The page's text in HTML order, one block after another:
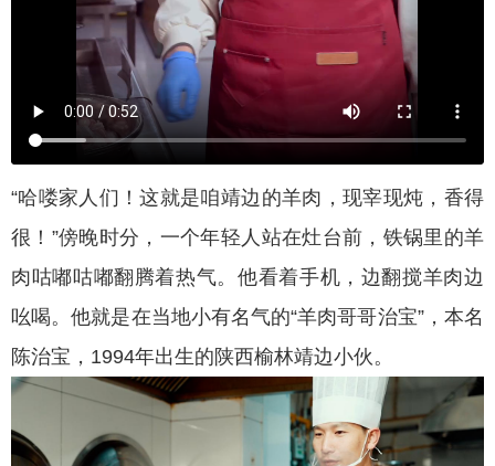
“哈喽家人们！这就是咱靖边的羊肉，现宰现炖，香得
很！”傍晚时分，一个年轻人站在灶台前，铁锅里的羊
肉咕嘟咕嘟翻腾着热气。他看着手机，边翻搅羊肉边
吆喝。他就是在当地小有名气的“羊肉哥哥治宝”，本名
陈治宝，1994年出生的陕西榆林靖边小伙。